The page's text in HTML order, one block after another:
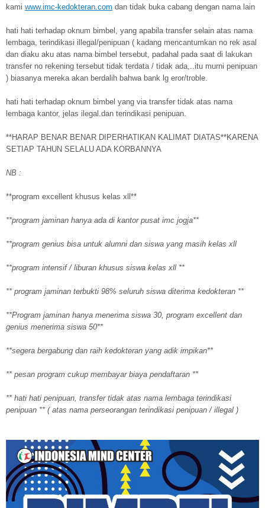
kami www.imc-kedokteran.com dan tidak buka cabang dengan nama lain
hati hati terhadap oknum bimbel, yang apabila transfer selain atas nama
lembaga, terindikasi illegal/penipuan ( kadang mencantumkan no rek asal
dan diaku aku atas nama bimbel tersebut, padahal pada saat di lakukan
transfer no rekening tersebut tidak terdata / tidak ada,..itu murni penipuan
) biasanya mereka akan berdalih bahwa bank lg eror/troble.
hati hati terhadap oknum bimbel yang via transfer tidak atas nama
lembaga kantor, jelas ilegal.dan terindikasi penipuan.
**HARAP BENAR BENAR DIPERHATIKAN KALIMAT DIATAS**KARENA
SETIAP TAHUN SELALU ADA KORBANNYA
NB :
**program excellent khusus kelas xll**
**program jaminan hanya ada di kantor pusat imc jogja**
**program genius bisa untuk alumni dan siswa yang masih kelas xll
**program intensif / liburan khusus siswa kelas xll **
** program jaminan terbukti 98% seluruh siswa diterima kedokteran **
**Program jaminan hanya menerima siswa 30, program excellent dan
genius menerima siswa 50**
**segera bergabung dan raih kedokteran yang adik impikan**
** pesan program cukup membayar biaya pendaftaran **
** hati hati penipuan, transfer tidak atas nama lembaga terindikasi
penipuan ** ( atas nama perseorangan terindikasi penipuan / illegal )